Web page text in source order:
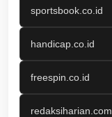
sportsbook.co.id
handicap.co.id
freespin.co.id
redaksiharian.com